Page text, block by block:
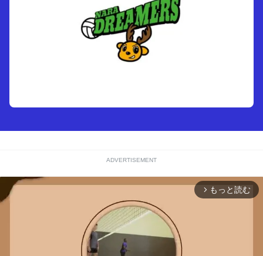
ADVERTISEMENT
arrow_forward_ios もっと読む